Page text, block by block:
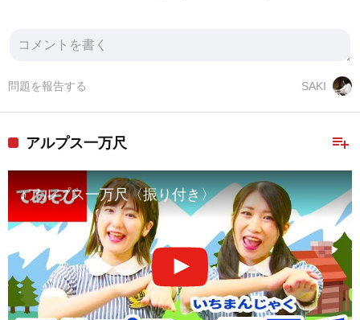
SAKI
問題を報告する
playlist_add
アルプス一万尺
♪アルプス一万尺〈振り付き〉